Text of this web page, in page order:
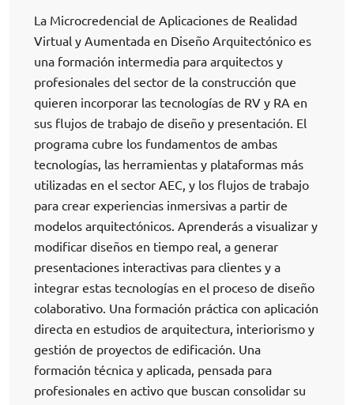
La Microcredencial de Aplicaciones de Realidad
Virtual y Aumentada en Diseño Arquitectónico es
una formación intermedia para arquitectos y
profesionales del sector de la construcción que
quieren incorporar las tecnologías de RV y RA en
sus flujos de trabajo de diseño y presentación. El
programa cubre los fundamentos de ambas
tecnologías, las herramientas y plataformas más
utilizadas en el sector AEC, y los flujos de trabajo
para crear experiencias inmersivas a partir de
modelos arquitectónicos. Aprenderás a visualizar y
modificar diseños en tiempo real, a generar
presentaciones interactivas para clientes y a
integrar estas tecnologías en el proceso de diseño
colaborativo. Una formación práctica con aplicación
directa en estudios de arquitectura, interiorismo y
gestión de proyectos de edificación. Una
formación técnica y aplicada, pensada para
profesionales en activo que buscan consolidar su